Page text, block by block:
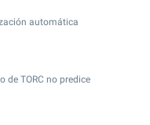
automática
de TORC no predice